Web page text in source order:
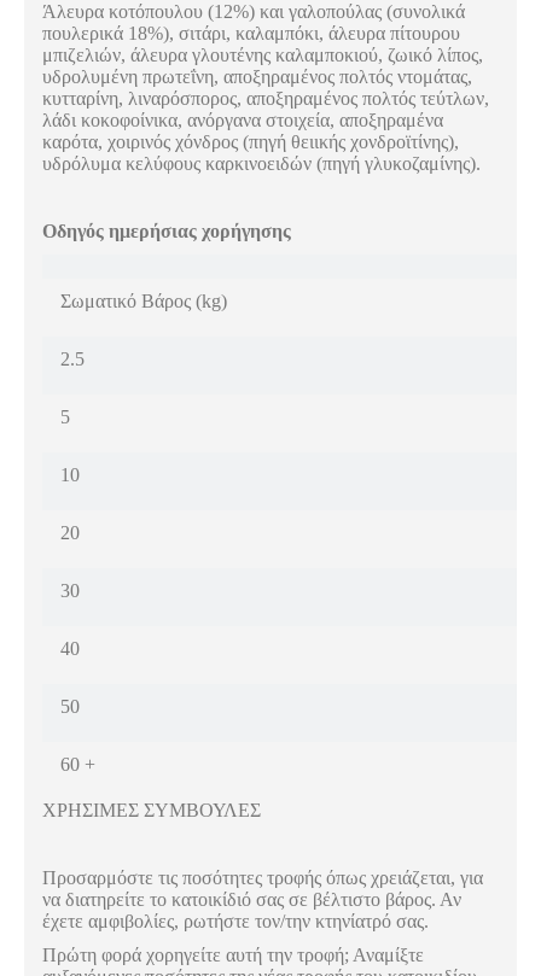
Άλευρα κοτόπουλου (12%) και γαλοπούλας (συνολικά
πουλερικά 18%), σιτάρι, καλαμπόκι, άλευρα πίτουρου
μπιζελιών, άλευρα γλουτένης καλαμποκιού, ζωικό λίπος,
υδρολυμένη πρωτεΐνη, αποξηραμένος πολτός ντομάτας,
κυτταρίνη, λιναρόσπορος, αποξηραμένος πολτός τεύτλων,
λάδι κοκοφοίνικα, ανόργανα στοιχεία, αποξηραμένα
καρότα, χοιρινός χόνδρος (πηγή θειικής χονδροϊτίνης),
υδρόλυμα κελύφους καρκινοειδών (πηγή γλυκοζαμίνης).
Οδηγός ημερήσιας χορήγησης
Σωματικό Βάρος (kg)
2.5
5
10
20
30
40
50
60 +
ΧΡΗΣΙΜΕΣ ΣΥΜΒΟΥΛΕΣ
Προσαρμόστε τις ποσότητες τροφής όπως χρειάζεται, για
να διατηρείτε το κατοικίδιό σας σε βέλτιστο βάρος. Αν
έχετε αμφιβολίες, ρωτήστε τον/την κτηνίατρό σας.
Πρώτη φορά χορηγείτε αυτή την τροφή; Αναμίξτε